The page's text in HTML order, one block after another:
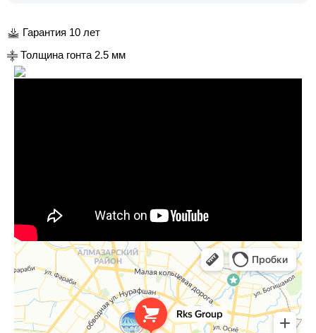
Гарантия 10 лет
Толщина гонта 2.5 мм